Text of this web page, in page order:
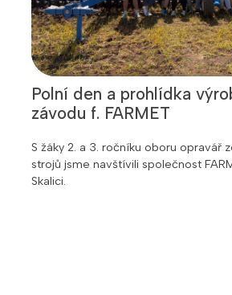
Polní den a prohlídka
závodu f. FARMET
S žáky 2. a 3. ročníku oboru opravář
strojů jsme navštívili společnost
Skalici.